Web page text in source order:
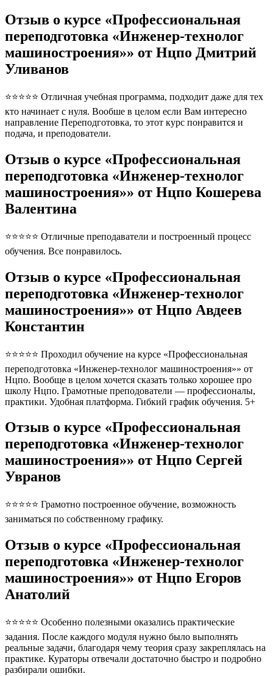
Отзыв о курсе «Профессиональная
переподготовка «Инженер-технолог
машиностроения»» от Нцпо Дмитрий
Уливанов
⭐⭐⭐⭐⭐ Отличная учебная программа, подходит даже для тех
кто начинает с нуля. Вообше в целом если Вам интересно
направление Переподготовка, то этот курс понравится и
подача, и преподователи.
Отзыв о курсе «Профессиональная
переподготовка «Инженер-технолог
машиностроения»» от Нцпо Кошерева
Валентина
⭐⭐⭐⭐⭐ Отличные преподаватели и построенный процесс
обучения. Все понравилось.
Отзыв о курсе «Профессиональная
переподготовка «Инженер-технолог
машиностроения»» от Нцпо Авдеев
Константин
⭐⭐⭐⭐⭐ Проходил обучение на курсе «Профессиональная
переподготовка «Инженер-технолог машиностроения»» от
Нцпо. Вообще в целом хочется сказать только хорошее про
школу Нцпо. Грамотные преподователи — профессионалы,
практики. Удобная платформа. Гибкий график обучения. 5+
Отзыв о курсе «Профессиональная
переподготовка «Инженер-технолог
машиностроения»» от Нцпо Сергей
Увранов
⭐⭐⭐⭐⭐ Грамотно построенное обучение, возможность
заниматься по собственному графику.
Отзыв о курсе «Профессиональная
переподготовка «Инженер-технолог
машиностроения»» от Нцпо Егоров
Анатолий
⭐⭐⭐⭐⭐ Особенно полезными оказались практические
задания. После каждого модуля нужно было выполнять
реальные задачи, благодаря чему теория сразу закреплялась на
практике. Кураторы отвечали достаточно быстро и подробно
разбирали ошибки.